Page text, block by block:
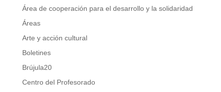
Área de cooperación para el desarrollo y la solidaridad
Áreas
Arte y acción cultural
Boletines
Brújula20
Centro del Profesorado